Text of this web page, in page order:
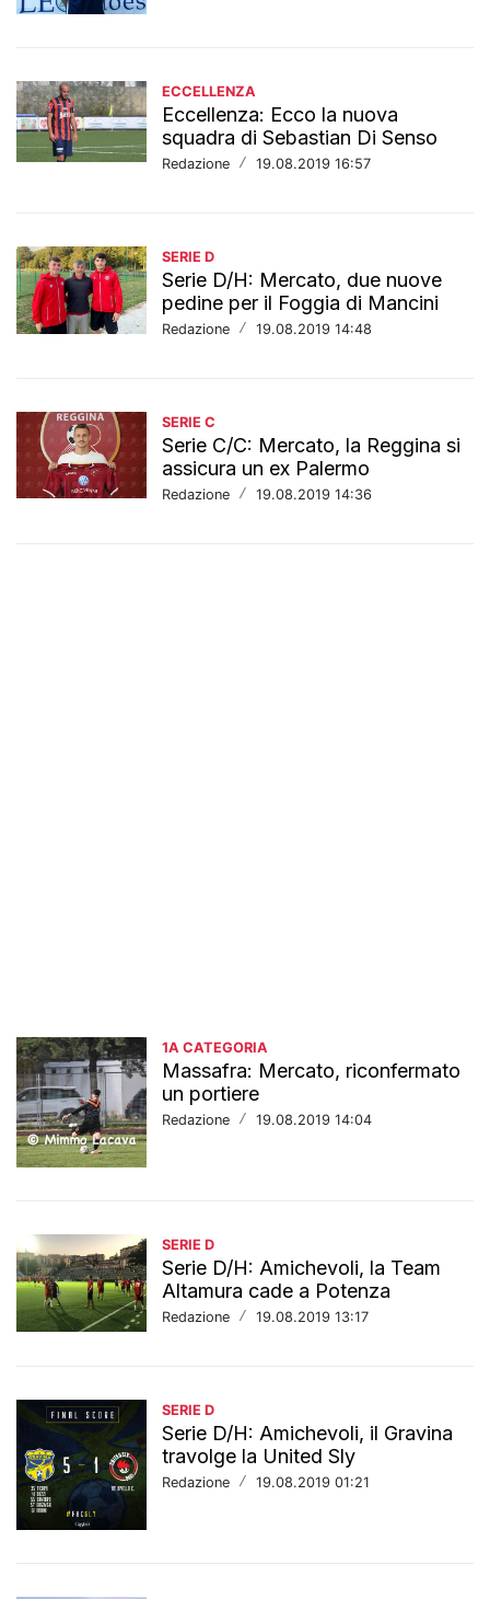
ECCELLENZA
Eccellenza: Ecco la nuova
squadra di Sebastian Di Senso
Redazione / 19.08.2019 16:57
SERIE D
Serie D/H: Mercato, due nuove
pedine per il Foggia di Mancini
Redazione / 19.08.2019 14:48
SERIE C
Serie C/C: Mercato, la Reggina si
assicura un ex Palermo
Redazione / 19.08.2019 14:36
1A CATEGORIA
Massafra: Mercato, riconfermato
un portiere
Redazione / 19.08.2019 14:04
SERIE D
Serie D/H: Amichevoli, la Team
Altamura cade a Potenza
Redazione / 19.08.2019 13:17
SERIE D
Serie D/H: Amichevoli, il Gravina
travolge la United Sly
Redazione / 19.08.2019 01:21